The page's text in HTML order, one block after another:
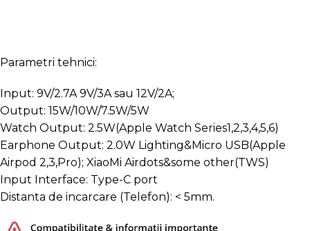
Parametri tehnici:
Input: 9V/2.7A 9V/3A sau 12V/2A;
Output: 15W/10W/7.5W/5W
Watch Output: 2.5W(Apple Watch Series1,2,3,4,5,6)
Earphone Output: 2.0W Lighting&Micro USB(Apple
Airpod 2,3,Pro); XiaoMi Airdots&some other(TWS)
Input Interface: Type-C port
Distanta de incarcare (Telefon): < 5mm.